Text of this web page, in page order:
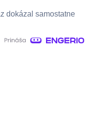
dokázal samostatne